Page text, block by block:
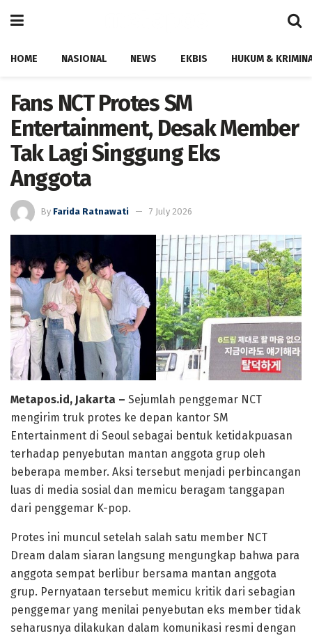
HOME NASIONAL NEWS EKBIS HUKUM &
Fans NCT Protes SM
Entertainment, Desak Member
Tak Lagi Singgung Eks
Anggota
By Farida Ratnawati 7 July 2026
Metapos.id, Jakarta – Sejumlah penggemar NCT
mengirim truk protes ke depan kantor SM
Entertainment di Seoul sebagai bentuk ketidakpuasan
terhadap penyebutan mantan anggota grup oleh
beberapa member. Aksi tersebut menjadi perbincangan
luas di media sosial dan memicu beragam tanggapan
dari penggemar K-pop.
Protes ini muncul setelah salah satu member NCT
Dream dalam siaran langsung mengungkap bahwa para
anggota sempat berlibur bersama mantan anggota
grup. Pernyataan tersebut memicu kritik dari sebagian
penggemar yang menilai penyebutan eks member tidak
seharusnya dilakukan dalam komunikasi resmi dengan